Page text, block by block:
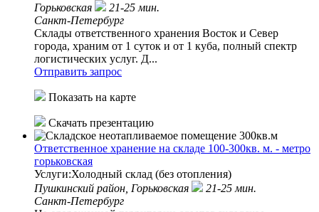
Горьковская
21-25 мин.
Санкт-Петербург
Склады ответственного хранения Восток и Север
города, храним от 1 суток и от 1 куба, полный спектр
логистических услуг. Д...
Отправить запрос
Показать на карте
Скачать презентацию
Ответственное хранение на складе 100-300кв. м. - метро
горьковская
Услуги:Холодный склад (без отопления)
Пушкинский район, Горьковская
21-25 мин.
Санкт-Петербург